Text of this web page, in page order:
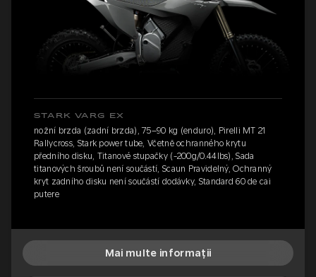
STARK VARG EX
nožní brzda (zadní brzda), 75–90 kg (enduro), Pirelli MT 21
Rallycross, Stark power tube, Včetně ochranného krytu
předního disku, Titanové stupačky (-200g/0.44lbs), Sada
titanových šroubů není součástí, Scaun Pravidelný, Ochranný
kryt zadního disku není součástí dodávky, Standard 60 de cai
putere
Mai multe informații